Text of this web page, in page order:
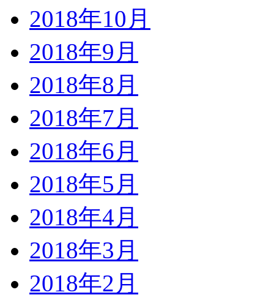
2018年10月
2018年9月
2018年8月
2018年7月
2018年6月
2018年5月
2018年4月
2018年3月
2018年2月